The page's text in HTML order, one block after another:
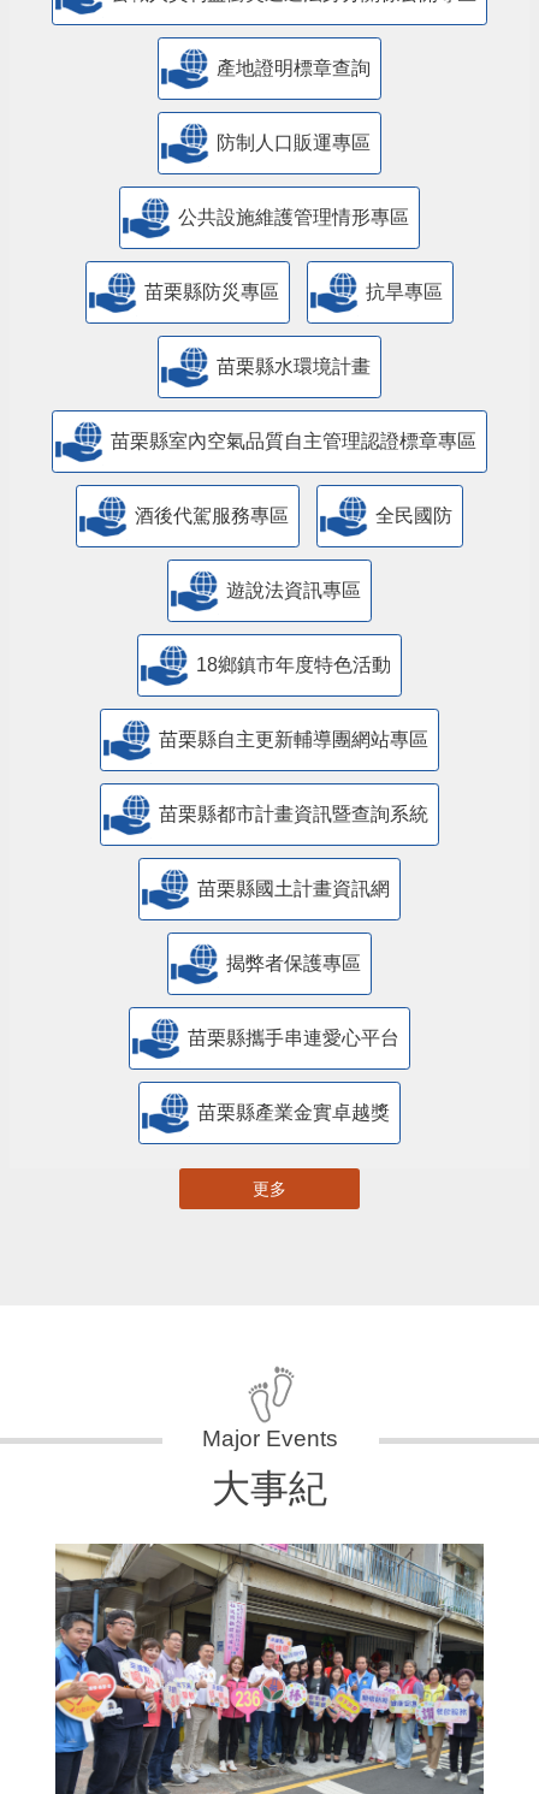
產地證明標章查詢
防制人口販運專區
​公共設施維護管理情形專區
苗栗縣防災專區 抗旱專區
苗栗縣水環境計畫
苗栗縣室內空氣品質自主管理認證標章專區
酒後代駕服務專區 全民國防
遊說法資訊專區
18鄉鎮市年度特色活動
苗栗縣自主更新輔導團網站專區
苗栗縣都市計畫資訊暨查詢系統
苗栗縣國土計畫資訊網
揭弊者保護專區
苗栗縣攜手串連愛心平台
苗栗縣產業金實卓越獎
更多
大事紀